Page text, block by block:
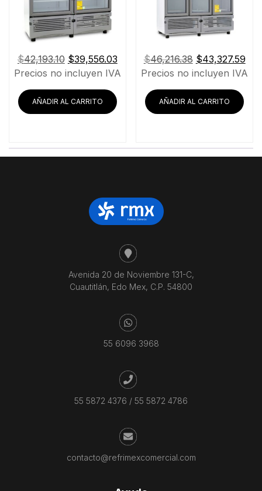
$42,193.10 El
precio
original
era:
$42,193.10.
$39,556.03El
precio
es:
$39,556.03.
Precios no incluyen IVA
AÑADIR AL CARRITO
$46,216.38 El
precio
original
era:
$46,216.38.
$43,327.59El
Precios no incluyen IVA
AÑADIR AL CARRITO
Avenida 20 de Noviembre 131-C,
Cuautitlán, Edo Mex, C.P. 54800
55 6096 3968
55 5872 4376 / 55 5872 4786
contacto@refrimexcomercial.com